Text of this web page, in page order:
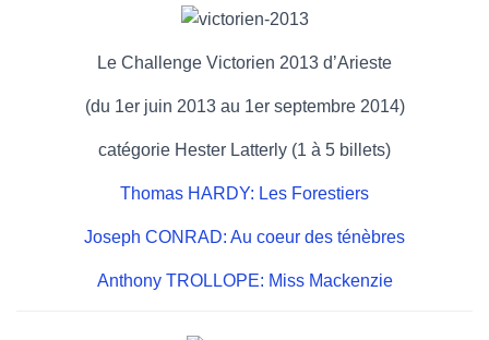
Le Challenge Victorien 2013 d’Arieste
(du 1er juin 2013 au 1er septembre 2014)
catégorie Hester Latterly (1 à 5 billets)
Thomas HARDY: Les Forestiers
Joseph CONRAD: Au coeur des ténèbres
Anthony TROLLOPE: Miss Mackenzie